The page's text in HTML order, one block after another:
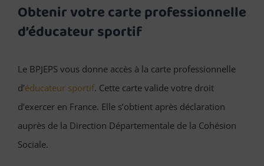
Obtenir votre carte professionnelle
d’éducateur sportif
Le BPJEPS vous donne accès à la carte professionnelle
d’éducateur sportif. Cette carte valide votre droit
d’exercer en France. Elle s’obtient après déclaration
auprès de la Direction Départementale de la Cohésion
Sociale.